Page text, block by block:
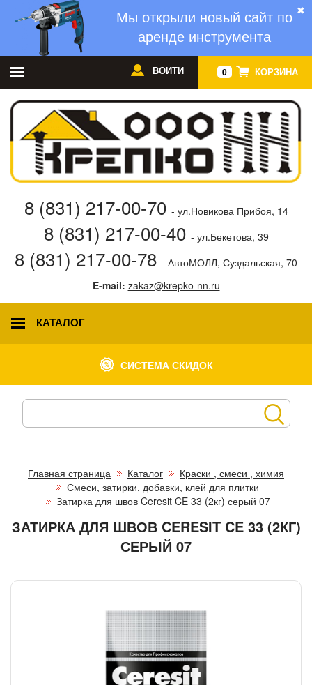
✖
Мы открыли новый сайт по
аренде инструмента
0 КОРЗИНА
ВОЙТИ
8 (831) 217-00-70 - ул.Новикова Прибоя, 14
8 (831) 217-00-40 - ул.Бекетова, 39
8 (831) 217-00-78 - АвтоМОЛЛ, Суздальская, 70
E-mail: zakaz@krepko-nn.ru
КАТАЛОГ
СИСТЕМА СКИДОК
Главная страница Каталог
Краски , смеси , химия
Смеси, затирки, добавки, клей для плитки
Затирка для швов Ceresit CE 33 (2кг) серый 07
ЗАТИРКА ДЛЯ ШВОВ CERESIT CE 33 (2КГ)
СЕРЫЙ 07